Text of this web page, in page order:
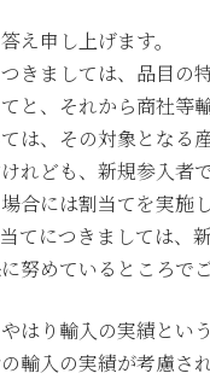
申し上げます。
きましては、品目の
と、それから商社等
は、その対象となる
れども、新規参入者
合には割当てを実施
てにつきましては、
努めているところでご
り輸入の実績とい
輸入の実績が考慮さ